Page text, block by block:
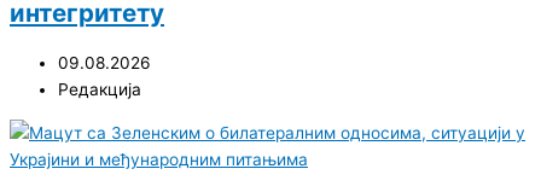
интегритету
09.08.2026
Редакција